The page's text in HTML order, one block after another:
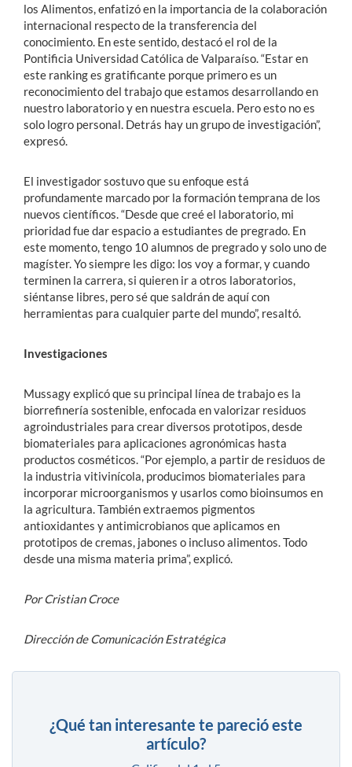
los Alimentos, enfatizó en la importancia de la colaboración
internacional respecto de la transferencia del
conocimiento. En este sentido, destacó el rol de la
Pontificia Universidad Católica de Valparaíso. “Estar en
este ranking es gratificante porque primero es un
reconocimiento del trabajo que estamos desarrollando en
nuestro laboratorio y en nuestra escuela. Pero esto no es
solo logro personal. Detrás hay un grupo de investigación”,
expresó.
El investigador sostuvo que su enfoque está
profundamente marcado por la formación temprana de los
nuevos científicos. “Desde que creé el laboratorio, mi
prioridad fue dar espacio a estudiantes de pregrado. En
este momento, tengo 10 alumnos de pregrado y solo uno de
magíster. Yo siempre les digo: los voy a formar, y cuando
terminen la carrera, si quieren ir a otros laboratorios,
siéntanse libres, pero sé que saldrán de aquí con
herramientas para cualquier parte del mundo”, resaltó.
Investigaciones
Mussagy explicó que su principal línea de trabajo es la
biorrefinería sostenible, enfocada en valorizar residuos
agroindustriales para crear diversos prototipos, desde
biomateriales para aplicaciones agronómicas hasta
productos cosméticos. “Por ejemplo, a partir de residuos de
la industria vitivinícola, producimos biomateriales para
incorporar microorganismos y usarlos como bioinsumos en
la agricultura. También extraemos pigmentos
antioxidantes y antimicrobianos que aplicamos en
prototipos de cremas, jabones o incluso alimentos. Todo
desde una misma materia prima”, explicó.
Por Cristian Croce
Dirección de Comunicación Estratégica
¿Qué tan interesante te pareció este
artículo?